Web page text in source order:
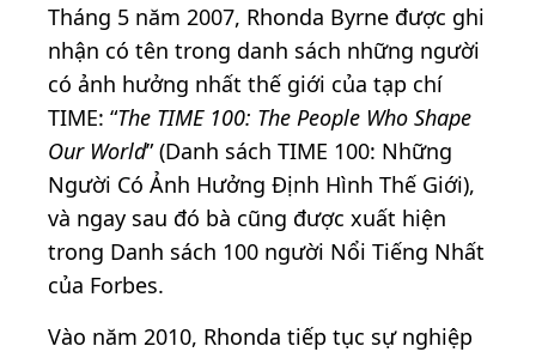
Tháng 5 năm 2007, Rhonda Byrne được ghi
nhận có tên trong danh sách những người
có ảnh hưởng nhất thế giới của tạp chí
TIME: “The TIME 100: The People Who Shape
Our World” (Danh sách TIME 100: Những
Người Có Ảnh Hưởng Định Hình Thế Giới),
và ngay sau đó bà cũng được xuất hiện
trong Danh sách 100 người Nổi Tiếng Nhất
của Forbes.
Vào năm 2010, Rhonda tiếp tục sự nghiệp